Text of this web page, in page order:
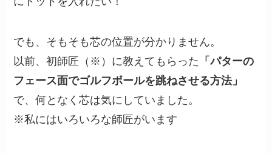
でも、そもそも芯の位置が分かりません。
以前、初師匠（※）に教えてもらった 「パターの
フェース面でゴルフボールを跳ねさせる方法」
で、何となく芯は気にしていました。
※私にはいろいろな師匠がいます